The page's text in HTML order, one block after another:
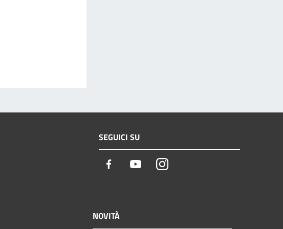
SEGUICI SU
Facebook YoutubeInstagram
NOVITÀ